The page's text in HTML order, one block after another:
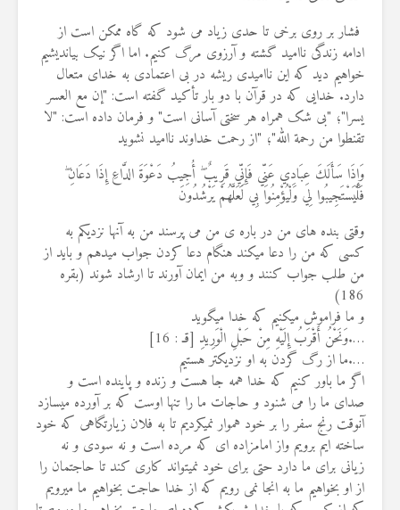
فشار بر روی برخی تا حدی زیاد می شود که گاه ممکن است از
ادامه زندگی ناامید گشته و آرزوی مرگ کنیم. اما اگر نیک بیاندیشیم
خواهیم دید که این ناامیدی ریشه در بی اعتمادی به خدای متعال
دارد. خدایی که در قرآن با دو بار تأکید گفته است: "إن مع العسر
یسرا"؛ "بی شک همراه هر سختی آسانی است" و فرمان داده است: "لا
تقنطوا من رحمة الله"؛ "از رحمت خداوند ناامید نشوید
وَإِذَا سَأَلَكَ عِبَادِي عَنِّي فَإِنِّي قَرِيبٌ ۖ أُجِيبُ دَعْوَةَ الدَّاعِ إِذَا دَعَانِ ۖ
فَلْيَسْتَجِيبُوا لِي وَلْيُؤْمِنُوا بِي لَعَلَّهُمْ يَرْشُدُونَ
وقتی بنده های من در باره ی من می پرسند من به آنها نزدیکم به
کسی که من را دعا میکند هنگام دعا کردن جواب میدهم و باید از
من طلب جواب کنند و وبه من ایمان آورند تا ارشاد شوند (بقره
186)
و ما فراموش میکنیم که خدا میگوید
….وَنَحْنُ أَقْرَبُ إِلَيْهِ مِنْ حَبْلِ الْوَرِيدِ [قـ : 16]
….ما از رگ گردن به او نزدیکتر هستیم
اگر ما باور کنیم که خدا همه جا هست و زنده و پاینده است و
صدای ما را می شنود و حاجات ما را تنها اوست که بر آورده میسازد
آنوقت رنج سفر را بر خود هموار نمیکردیم تا به فلان زیارتگاهی که خود
ساخته ایم برویم واز امامزاده ای که مرده است و نه سودی و نه
زیانی برای ما دارد حتی برای خود نمیتواند کاری کند تا حاجتمان را
از او بخواهیم ما به انجا نمی رویم که از خدا حاجت بخواهیم ما میرویم
36 نمایش ها